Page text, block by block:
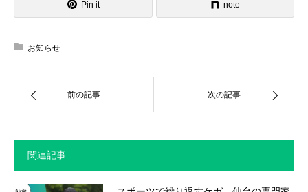
Pin it note
お知らせ
前の記事 次の記事
関連記事